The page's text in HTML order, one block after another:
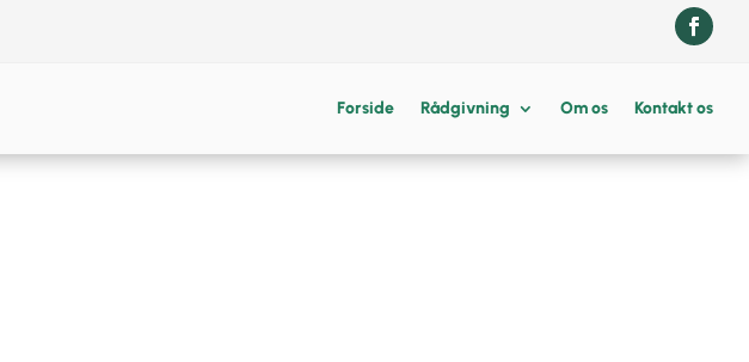
Forside Rådgivning Om os Kontakt os